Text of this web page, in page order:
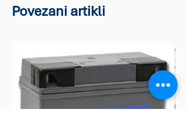
Povezani artikli